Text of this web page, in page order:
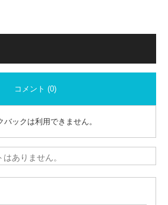
コメント (0)
バックは利用できません。
ありません。